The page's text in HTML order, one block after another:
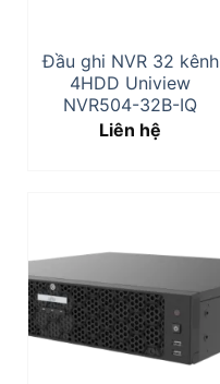
Đầu ghi NVR 32 kênh
4HDD Uniview
NVR504-32B-IQ
Liên hệ